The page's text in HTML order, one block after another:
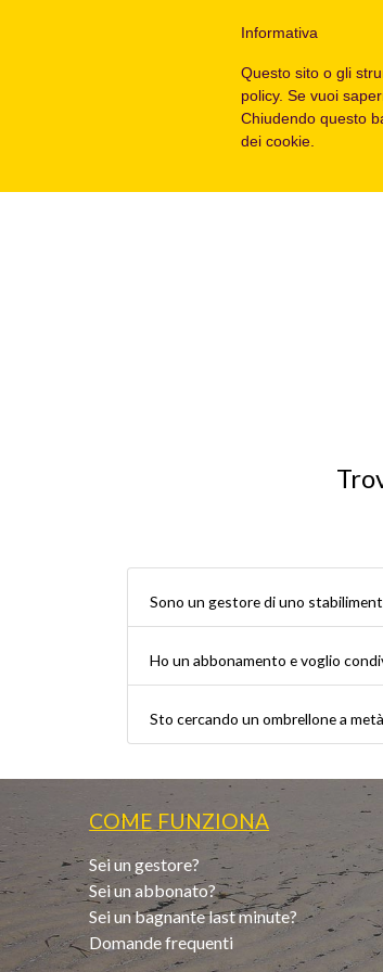
Sono un gestore di uno
Ho un abbonamento e voglio
Sto cercando un ombrellone a
COME FUNZIONA
Sei un gestore?
Sei un abbonato?
Sei un bagnante last minute?
Domande frequenti
Informativa
Questo sito o gli
policy. Se vuoi
Chiudendo questo
dei cookie.